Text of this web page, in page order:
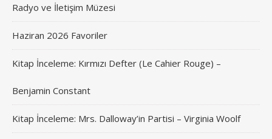
Radyo ve İletişim Müzesi
Haziran 2026 Favoriler
Kitap İnceleme: Kırmızı Defter (Le Cahier Rouge) –
Benjamin Constant
Kitap İnceleme: Mrs. Dalloway’in Partisi – Virginia Woolf